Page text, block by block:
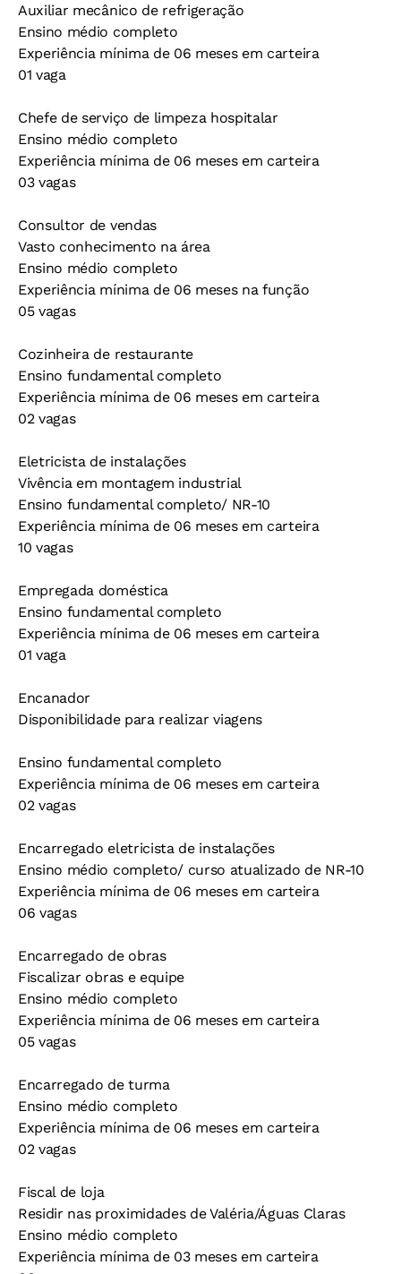
Auxiliar mecânico de refrigeração
Ensino médio completo
Experiência mínima de 06 meses em carteira
01 vaga
Chefe de serviço de limpeza hospitalar
Ensino médio completo
Experiência mínima de 06 meses em carteira
03 vagas
Consultor de vendas
Vasto conhecimento na área
Ensino médio completo
Experiência mínima de 06 meses na função
05 vagas
Cozinheira de restaurante
Ensino fundamental completo
Experiência mínima de 06 meses em carteira
02 vagas
Eletricista de instalações
Vivência em montagem industrial
Ensino fundamental completo/ NR-10
Experiência mínima de 06 meses em carteira
10 vagas
Empregada doméstica
Ensino fundamental completo
Experiência mínima de 06 meses em carteira
01 vaga
Encanador
Disponibilidade para realizar viagens
Ensino fundamental completo
Experiência mínima de 06 meses em carteira
02 vagas
Encarregado eletricista de instalações
Ensino médio completo/ curso atualizado de NR-10
Experiência mínima de 06 meses em carteira
06 vagas
Encarregado de obras
Fiscalizar obras e equipe
Ensino médio completo
Experiência mínima de 06 meses em carteira
05 vagas
Encarregado de turma
Ensino médio completo
Experiência mínima de 06 meses em carteira
02 vagas
Fiscal de loja
Residir nas proximidades de Valéria/Águas Claras
Ensino médio completo
Experiência mínima de 03 meses em carteira